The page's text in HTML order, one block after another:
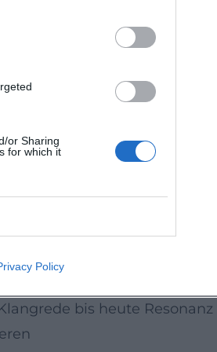
or Sharing
for which it
Policy
Streicher für üppige
Tableaus, die den
– nicht zuletzt, weil
Übergänge in
Elemente in einer
Wirkung: Er spricht eine
in Europa und
Jahrhundert blieben seine
als Prüfsteine für
Bühnenpräsenz in
bis heute Resonanz